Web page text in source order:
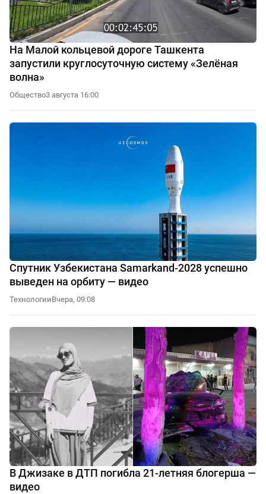
На Малой кольцевой дороге Ташкента
запустили круглосуточную систему «Зелёная
волна»
Общество3 августа 16:00
Спутник Узбекистана Samarkand-2028 успешно
выведен на орбиту — видео
ТехнологииВчера, 09:08
В Джизаке в ДТП погибла 21-летняя блогерша —
видео